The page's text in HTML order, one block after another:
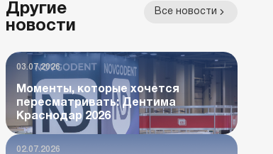
Другие
новости
Все новости
03.07.2026
Моменты, которые хочется
пересматривать: Дентима
Краснодар 2026
02.07.2026